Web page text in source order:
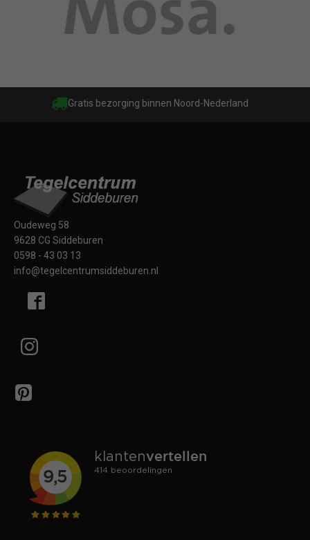
Gratis bezorging binnen Noord-Nederland
Oudeweg 58
9628 CG Siddeburen
0598 - 43 03 13
info@tegelcentrumsiddeburen.nl